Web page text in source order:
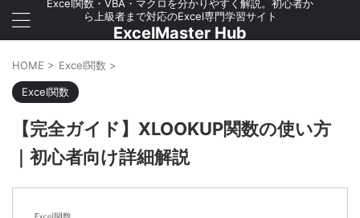
Excel関数・VBA・マクロを分かりやすく解説。初心者か
ら上級者まで対応のExcel専門学習サイト
ExcelMaster Hub
HOME > Excel関数 >
Excel関数
【完全ガイド】XLOOKUP関数の使い方
｜初心者向け詳細解説